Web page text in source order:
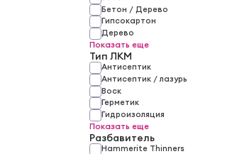
Бетон / Дерево
Гипсокартон
Дерево
Показать еще
Тип ЛКМ
Антисептик
Антисептик / лазурь
Воск
Герметик
Гидроизоляция
Показать еще
Разбавитель
Hammerite Thinners